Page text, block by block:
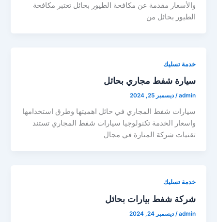
والأسعار مقدمة عن مكافحة الطيور بحائل تعتبر مكافحة
الطيور بحائل من
خدمة تسليك
سيارة شفط مجاري بحائل
admin
/ديسمبر 25, 2024
سيارات شفط المجاري في حائل اهميتها وطرق استخدامها
واسعار الخدمة تكنولوجيا سيارات شفط المجاري تستند
تقنيات شركة المنارة في مجال
خدمة تسليك
شركة شفط بيارات بحائل
admin
/ديسمبر 24, 2024